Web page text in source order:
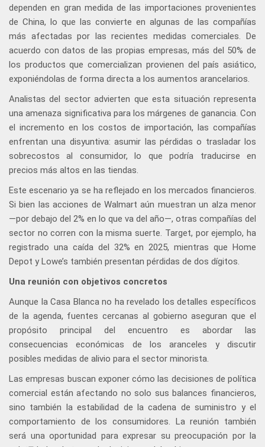
dependen en gran medida de las importaciones provenientes
de China, lo que las convierte en algunas de las compañías
más afectadas por las recientes medidas comerciales. De
acuerdo con datos de las propias empresas, más del 50% de
los productos que comercializan provienen del país asiático,
exponiéndolas de forma directa a los aumentos arancelarios.
Analistas del sector advierten que esta situación representa
una amenaza significativa para los márgenes de ganancia. Con
el incremento en los costos de importación, las compañías
enfrentan una disyuntiva: asumir las pérdidas o trasladar los
sobrecostos al consumidor, lo que podría traducirse en
precios más altos en las tiendas.
Este escenario ya se ha reflejado en los mercados financieros.
Si bien las acciones de Walmart aún muestran un alza menor
—por debajo del 2% en lo que va del año—, otras compañías del
sector no corren con la misma suerte. Target, por ejemplo, ha
registrado una caída del 32% en 2025, mientras que Home
Depot y Lowe’s también presentan pérdidas de dos dígitos.
Una reunión con objetivos concretos
Aunque la Casa Blanca no ha revelado los detalles específicos
de la agenda, fuentes cercanas al gobierno aseguran que el
propósito principal del encuentro es abordar las
consecuencias económicas de los aranceles y discutir
posibles medidas de alivio para el sector minorista.
Las empresas buscan exponer cómo las decisiones de política
comercial están afectando no solo sus balances financieros,
sino también la estabilidad de la cadena de suministro y el
comportamiento de los consumidores. La reunión también
será una oportunidad para expresar su preocupación por la